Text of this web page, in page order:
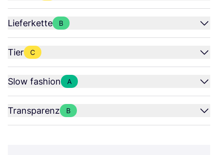
Lieferkette B
Tier C
Slow fashion A
Transparenz B